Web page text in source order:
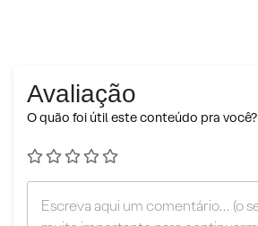
Avaliação
O quão foi útil este conteúdo pra você?